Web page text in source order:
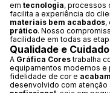
em tecnologia, processos
facilita a experiência do
materiais bem acabados,
prático. Nosso
facilidade em todas as
Qualidade e
A Gráfica Corestrabalha
equipamentos modernos e
fidelidade de cor e
desenvolvido com atenção